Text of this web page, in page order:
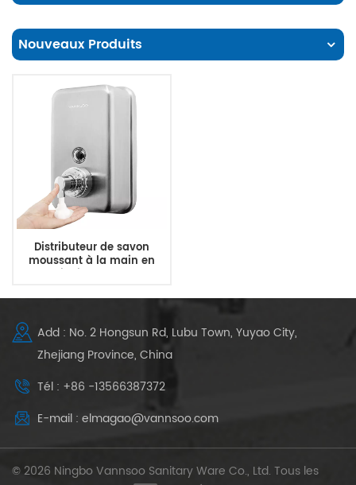
Nouveaux Produits
Distributeur de savon
moussant à la main en
acier inoxydable
Add : No. 2 Hongsun Rd, Lubu Town, Yuyao City,
Zhejiang Province, China
Tél : +86 -13566387372
E-mail : elmagao@vannsoo.com
© 2026 Ningbo Vannsoo Sanitary Ware Co., Ltd. Tous les